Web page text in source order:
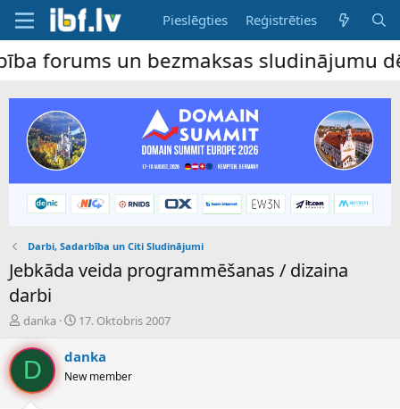
Pieslēgties Reģistrēties
un bezmaksas sludinājumu dēlis
Darbi, Sadarbība un Citi Sludinājumi
Jebkāda veida programmēšanas / dizaina
darbi
P
v
e
d
i
danka
S
k
m
17. Oktobris 2007
D danka
New member